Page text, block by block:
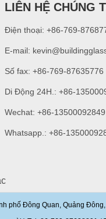
LIÊN HỆ CHÚNG
Điện thoại: +86-769-
E-mail:
Số fax: +86-769-87635776
Di Động 24H.: +86-
Wechat: +86-13500092849
Whatsapp.: +86-
phố Đông Quan, Quảng